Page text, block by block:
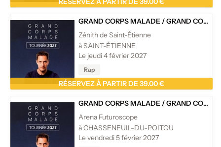
GRAND CORPS MALADE /GRAND CORPS MALADE - TOURNÉE
Zénith de Saint-Étienne
à SAINT-ÉTIENNE
Le jeudi 4 février 2027
Rap
RÉSERVEZ À PARTIR DE 39.00 €
GRAND CORPS MALADE /GRAND CORPS MALADE - TOURNÉE
Arena Futuroscope
à CHASSENEUIL-DU-POITOU
Le vendredi 5 février 2027